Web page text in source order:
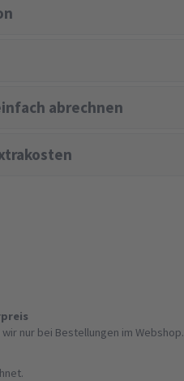
abrechnen
nur bei Bestellungen im Webshop.